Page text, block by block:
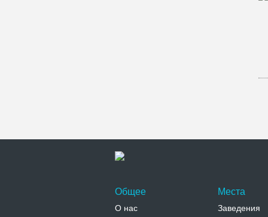
Общее
О нас
Места
Заведения